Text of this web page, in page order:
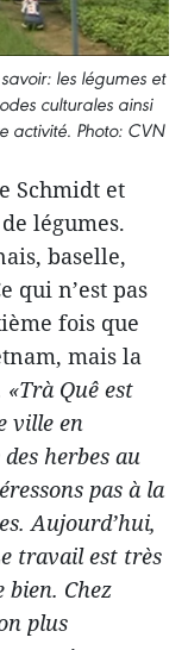
les légumes et
culturales ainsi
activité. Photo: CVN
Schmidt et
légumes.
baselle,
qui n’est pas
fois que
mais la
«Trà Quê est
ville en
herbes au
pas à la
Aujourd’hui,
travail est très
bien. Chez
plus